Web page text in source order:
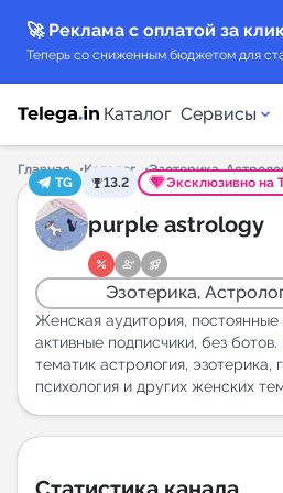
🚀 Реклама с оплатой за
Теперь со сниженным бюджетом для
Каталог Сервисы
Каталог каналов
Каталог ботов
Горящие предложения
Индекс читаемости
New
Главная Каталог Эзотерика,
TG
13.2 Эксклюзивно на
purple astrology
Эзотерика,
Женская аудитория, постоянные
активные подписчики, без
тематик астрология, эзотерика,
психология и других женских